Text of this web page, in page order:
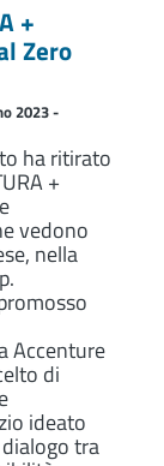
+
Zero
2023 -
ha ritirato
+
vedono
nella
Accenture
di
ideato
tra